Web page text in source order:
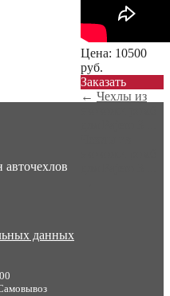
Цена: 10500
руб.
Заказать
← Чехлы из
данных